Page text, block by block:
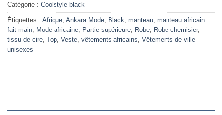
Catégorie : Coolstyle black
Étiquettes : Afrique Ankara Mode Black manteau manteau africain
fait main Mode africaine Partie supérieure Robe Robe chemisier,
tissu de cire Top Veste vêtements africains Vêtements de ville
unisexes